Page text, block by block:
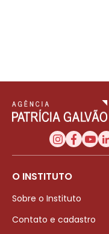
O INSTITUTO
Sobre o Instituto
Contato e cadastro